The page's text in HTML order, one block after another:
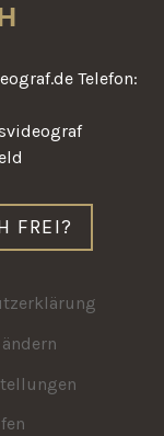
Telefon:
FREI?